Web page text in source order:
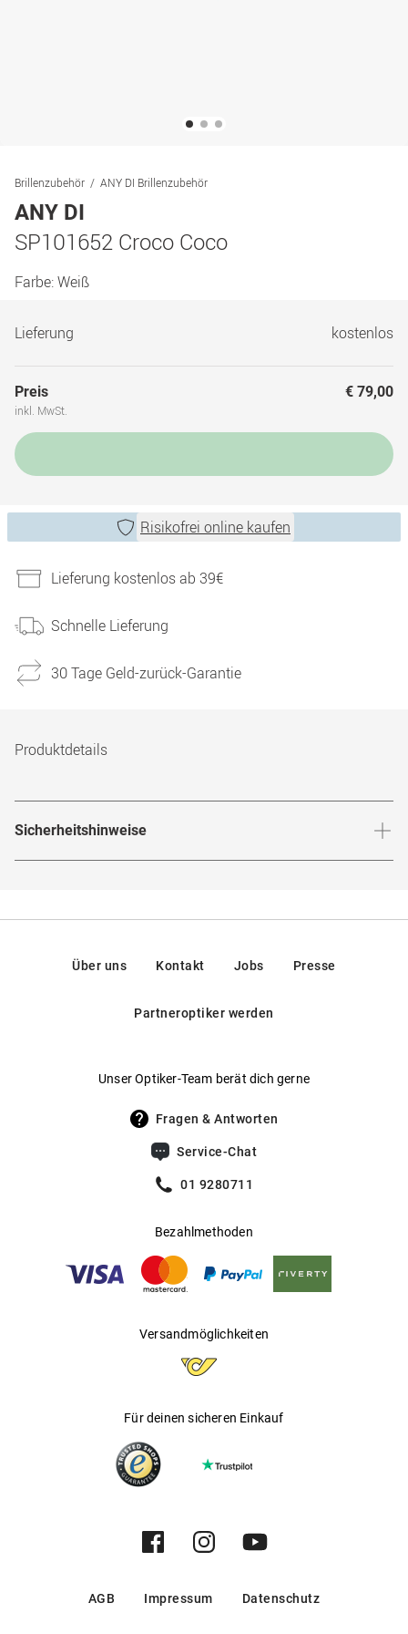
Brillenzubehör ANY DI Brillenzubehör
ANY DI
SP101652 Croco Coco
Farbe:Weiß
Lieferung kostenlos
Preis
inkl. MwSt.
€ 79,00
Risikofrei online kaufen
Lieferung kostenlos ab 39€
Schnelle Lieferung
30 Tage Geld-zurück-Garantie
Produktdetails
Sicherheitshinweise
Über uns Kontakt Jobs Presse
Partneroptiker werden
Unser Optiker-Team berät dich gerne
Fragen & Antworten
Service-Chat
01 9280711
Bezahlmethoden
Versandmöglichkeiten
Für deinen sicheren Einkauf
AGB Impressum Datenschutz